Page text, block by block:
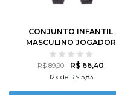
CONJUNTO INFANTIL
MASCULINO JOGADOR
DE BASQUETE
R$ 89,90 R$ 66,40
12x de R$ 5,83